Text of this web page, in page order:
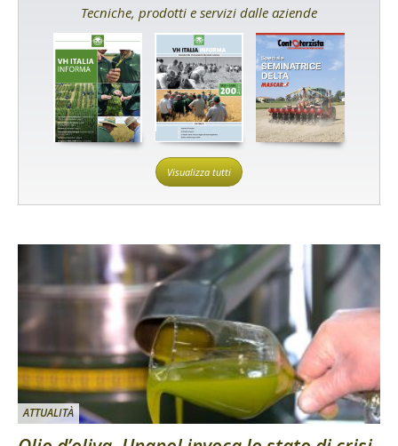
Tecniche, prodotti e servizi dalle aziende
Visualizza tutti
ATTUALITÀ